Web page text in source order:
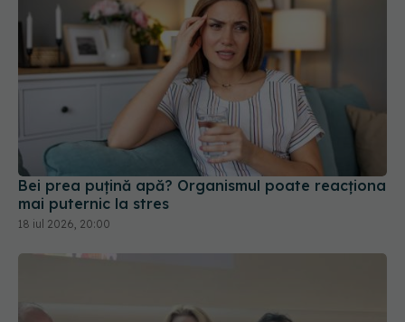
Bei prea puțină apă? Organismul poate reacționa
mai puternic la stres
18 iul 2026, 20:00